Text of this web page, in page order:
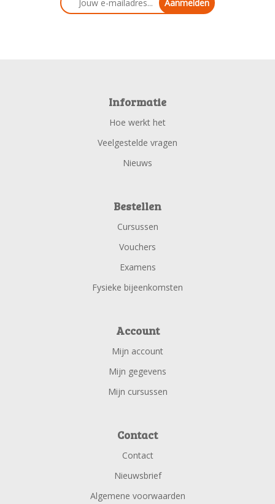
Aanmelden
Informatie
Hoe werkt het
Veelgestelde vragen
Nieuws
Bestellen
Cursussen
Vouchers
Examens
Fysieke bijeenkomsten
Account
Mijn account
Mijn gegevens
Mijn cursussen
Contact
Contact
Nieuwsbrief
Algemene voorwaarden